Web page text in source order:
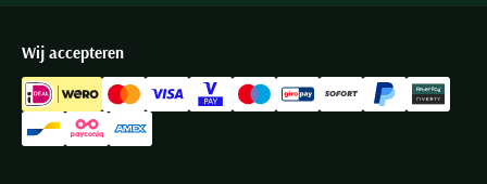
Wij accepteren